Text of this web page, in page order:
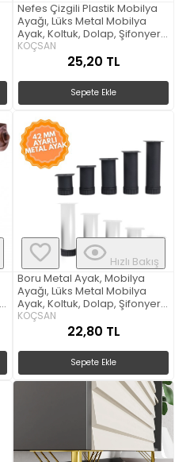
Nefes Çizgili Plastik Mobilya
Ayağı, Lüks Metal Mobilya
Ayak, Koltuk, Dolap, Şifonyer
Ayak
KOÇSAN
25,20 TL
Sepete Ekle
Hızlı Bakış
Boru Metal Ayak, Mobilya
Ayağı, Lüks Metal Mobilya
Ayak, Koltuk, Dolap, Şifonyer
Ayak 42 mm Çap
KOÇSAN
22,80 TL
Sepete Ekle